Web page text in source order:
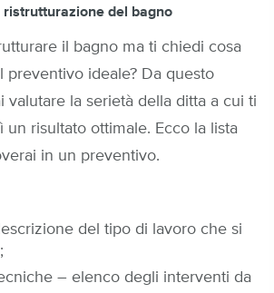
ristrutturazione del bagno
il bagno ma ti chiedi cosa
preventivo ideale? Da questo
valutare la serietà della ditta a cui ti
un risultato ottimale. Ecco la lista
in un preventivo.
del tipo di lavoro che si
– elenco degli interventi da